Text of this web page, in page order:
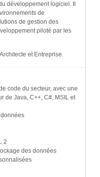
développement logiciel. Il
de
de gestion des
piloté par les
et Entreprise.
code du secteur, avec une
de Java, C++, C#, MSIL et
2
des données